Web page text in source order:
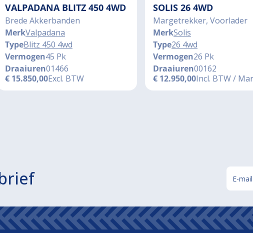
VALPADANA BLITZ 450 4WD
Brede Akkerbanden
MerkValpadana
TypeBlitz 450 4wd
Vermogen45 Pk
Draaiuren01466
€ 15.850,00Excl. BTW
SOLIS 26 4WD
Margetrekker, Voorlader
MerkSolis
Type26 4wd
Vermogen26 Pk
Draaiuren00162
€ 12.950,00Incl. BTW /